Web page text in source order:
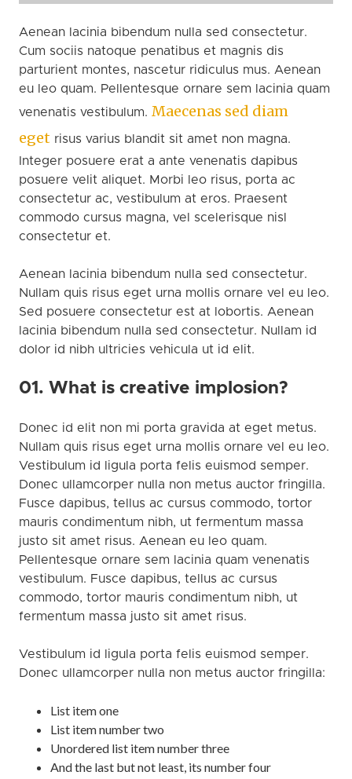
Aenean lacinia bibendum nulla sed consectetur.
Cum sociis natoque penatibus et magnis dis
parturient montes, nascetur ridiculus mus. Aenean
eu leo quam. Pellentesque ornare sem lacinia quam
venenatis vestibulum. Maecenas sed diam
eget risus varius blandit sit amet non magna.
Integer posuere erat a ante venenatis dapibus
posuere velit aliquet. Morbi leo risus, porta ac
consectetur ac, vestibulum at eros. Praesent
commodo cursus magna, vel scelerisque nisl
consectetur et.
Aenean lacinia bibendum nulla sed consectetur.
Nullam quis risus eget urna mollis ornare vel eu leo.
Sed posuere consectetur est at lobortis. Aenean
lacinia bibendum nulla sed consectetur. Nullam id
dolor id nibh ultricies vehicula ut id elit.
01. What is creative implosion?
Donec id elit non mi porta gravida at eget metus.
Nullam quis risus eget urna mollis ornare vel eu leo.
Vestibulum id ligula porta felis euismod semper.
Donec ullamcorper nulla non metus auctor fringilla.
Fusce dapibus, tellus ac cursus commodo, tortor
mauris condimentum nibh, ut fermentum massa
justo sit amet risus. Aenean eu leo quam.
Pellentesque ornare sem lacinia quam venenatis
vestibulum. Fusce dapibus, tellus ac cursus
commodo, tortor mauris condimentum nibh, ut
fermentum massa justo sit amet risus.
Vestibulum id ligula porta felis euismod semper.
Donec ullamcorper nulla non metus auctor fringilla:
List item one
List item number two
Unordered list item number three
And the last but not least, its number four